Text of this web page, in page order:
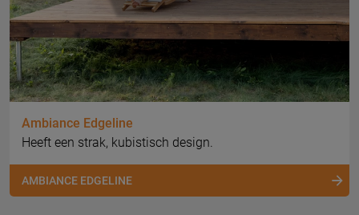
Ambiance Edgeline
Heeft een strak, kubistisch design.
AMBIANCE EDGELINE